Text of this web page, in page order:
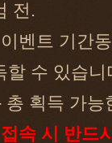
전.
벤트 기간
할 수 있습니
총 획득 가능
속 시 반드